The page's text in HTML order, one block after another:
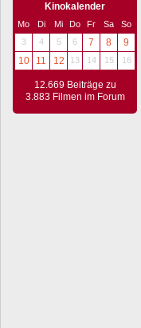
Kinokalender
Mo Di Mi Do Fr Sa
So
3
4 5 6 7 8
9
10
11 12 13 14 15 16
12.669 Beiträge zu
3.883 Filmen im Forum